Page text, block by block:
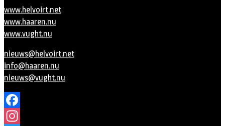
www.helvoirt.net
www.haaren.nu
www.vught.nu
nieuws@helvoirt.net
info@haaren.nu
nieuws@vught.nu
Facebook